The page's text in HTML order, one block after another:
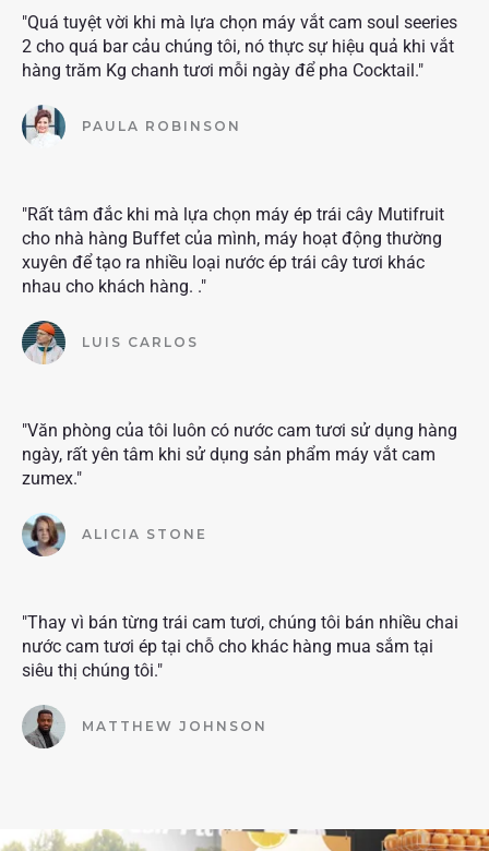
"Quá tuyệt vời khi mà lựa chọn máy vắt cam soul seeries
2 cho quá bar cảu chúng tôi, nó thực sự hiệu quả khi vắt
hàng trăm Kg chanh tươi mỗi ngày để pha Cocktail."
PAULA ROBINSON
"Rất tâm đắc khi mà lựa chọn máy ép trái cây Mutifruit
cho nhà hàng Buffet của mình, máy hoạt động thường
xuyên để tạo ra nhiều loại nước ép trái cây tươi khác
nhau cho khách hàng. ."
LUIS CARLOS
"Văn phòng của tôi luôn có nước cam tươi sử dụng hàng
ngày, rất yên tâm khi sử dụng sản phẩm máy vắt cam
zumex."
ALICIA STONE
"Thay vì bán từng trái cam tươi, chúng tôi bán nhiều chai
nước cam tươi ép tại chỗ cho khác hàng mua sắm tại
siêu thị chúng tôi."
MATTHEW JOHNSON